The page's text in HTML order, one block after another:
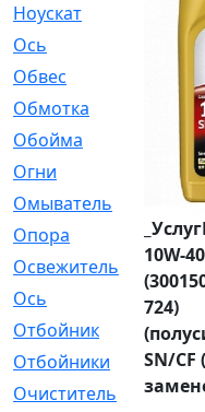
Ноускат
Оcь
Обвес
Обмотка
Обойма
Огни
Омыватель
Опора
Освежитель
Ось
Отбойник
Отбойники
Очиститель
10W-
724)
SN/CF